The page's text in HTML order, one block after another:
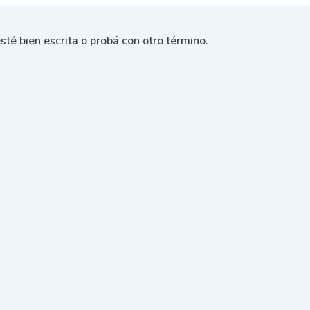
bien escrita o probá con otro término.